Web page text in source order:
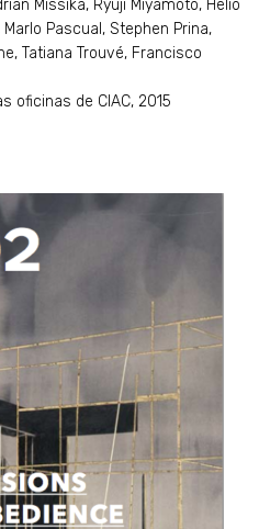
Missika, Ryuji Miyamoto, Hélio
Pascual, Stephen Prina,
Tatiana Trouvé, Francisco
oficinas de CIAC, 2015